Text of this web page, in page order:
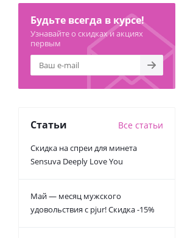
Будьте всегда в курсе!
Узнавайте о скидках и акциях
первым
Статьи Все статьи
Скидка на спреи для минета
Sensuva Deeply Love You
Май — месяц мужского
удовольствия с pjur! Скидка -15%